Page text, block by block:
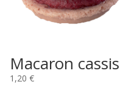
Macaron cassis
1,20 €